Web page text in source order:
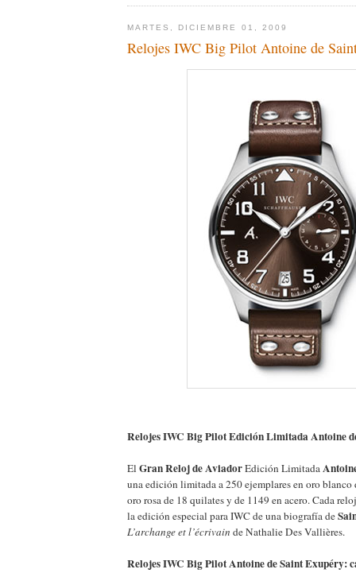
MARTES, DICIEMBRE 01, 2009
Relojes IWC Big Pilot Antoine de
Relojes IWC Big Pilot Edición Limitada Antoine
El Gran Reloj de AviadorEdición Limitada
una edición limitada a 250 ejemplares en oro blanco
oro rosa de 18 quilates y de 1149 en acero. Cada
la edición especial para IWC de una biografía de
L’archange et l’écrivain de Nathalie Des Vallières.
Relojes IWC Big Pilot Antoine de Saint Exupéry: